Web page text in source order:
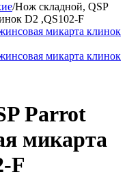
/Нож складной, QSP
D2 ,QS102-F
Parrot
микарта
F